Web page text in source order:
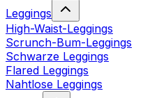
Leggings
High-Waist-Leggings
Scrunch-Bum-Leggings
Schwarze Leggings
Flared Leggings
Nahtlose Leggings